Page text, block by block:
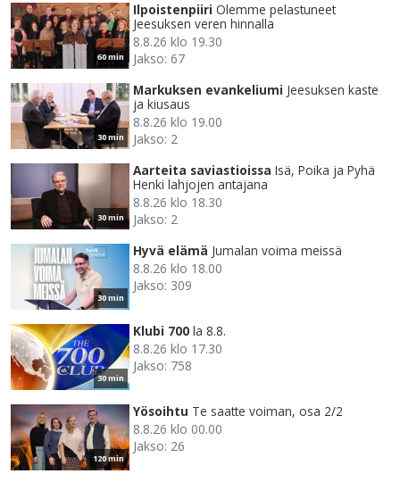
60 min
Ilpoistenpiiri Olemme pelastuneet
Jeesuksen veren hinnalla
8.8.26 klo 19.30
Jakso: 67
30 min
Markuksen evankeliumi Jeesuksen kaste
ja kiusaus
8.8.26 klo 19.00
Jakso: 2
30 min
Aarteita saviastioissa Isä, Poika ja Pyhä
Henki lahjojen antajana
8.8.26 klo 18.30
Jakso: 2
30 min
Hyvä elämä Jumalan voima meissä
8.8.26 klo 18.00
Jakso: 309
30 min
Klubi 700 la 8.8.
8.8.26 klo 17.30
Jakso: 758
120 min
Yösoihtu Te saatte voiman, osa 2/2
8.8.26 klo 00.00
Jakso: 26